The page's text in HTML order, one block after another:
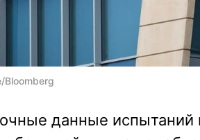
Bloomberg
данные